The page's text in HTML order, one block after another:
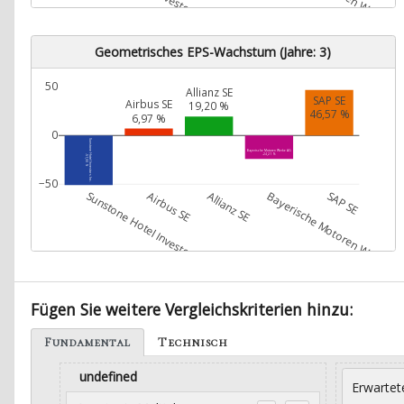
Geometrisches EPS-Wachstum (Jahre: 3)
Sunstone Hotel Investors Inc.
-51,00 %
Airbus SE
6,97 %
Allianz SE
19,20 %
Bayerische Motoren Werke AG
-24,21 %
SAP SE
46,57 %
Sunstone Hotel Investors Inc.
Airbus SE Allianz SE Bayerische Motoren Werke AG
SAP SE
−50
0
50
Fügen Sie weitere Vergleichskriterien hinzu:
Fundamental Technisch
undefined